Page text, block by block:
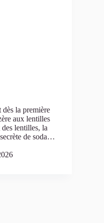
dès la première
aux lentilles
lentilles, la
de soda…